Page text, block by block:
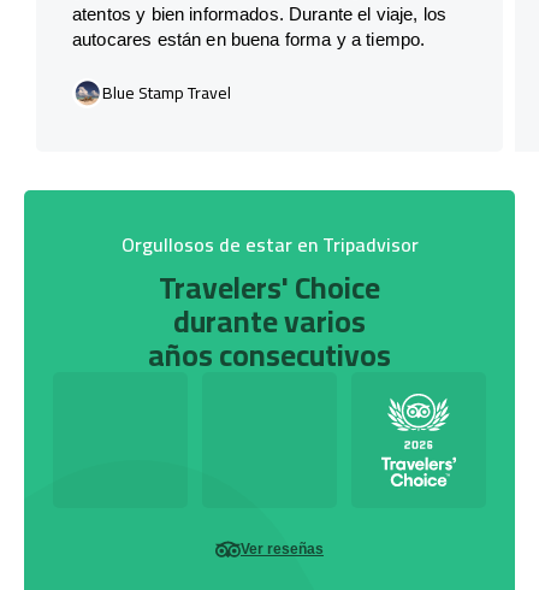
atentos y bien informados. Durante el viaje, los
autocares están en buena forma y a tiempo.
Blue Stamp Travel
Orgullosos de estar en Tripadvisor
Travelers' Choice
durante varios
años consecutivos
Ver reseñas